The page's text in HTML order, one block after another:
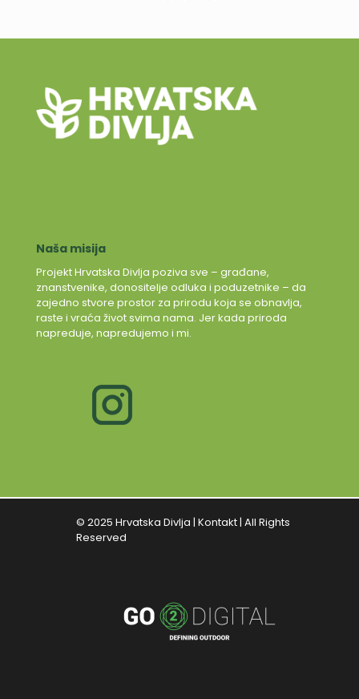
Naša misija
Projekt Hrvatska Divlja poziva sve – građane,
znanstvenike, donositelje odluka i poduzetnike – da
zajedno stvore prostor za prirodu koja se obnavlja,
raste i vraća život svima nama. Jer kada priroda
napreduje, napredujemo i mi.
© 2025 Hrvatska Divlja | Kontakt| All Rights
Reserved